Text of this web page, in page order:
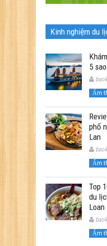
Kinh nghiệm du
5
Ẩm
phố
Lan
Ẩm
Top
du
Loan
Ẩm